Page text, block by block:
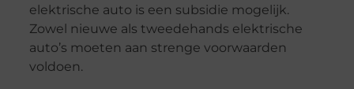
elektrische auto is een subsidie mogelijk.
Zowel nieuwe als tweedehands elektrische
auto’s moeten aan strenge voorwaarden
voldoen.